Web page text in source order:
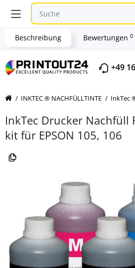
+49
INKTEC ® NACHFÜLLTINTE InkTec
InkTec Drucker Nachfüll
kit für EPSON 105, 106
Beschreibung Bewertungen 0